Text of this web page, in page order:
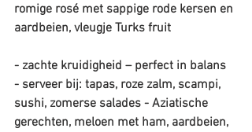
romige rosé met sappige rode kersen en
aardbeien, vleugje Turks fruit
- zachte kruidigheid – perfect in balans
- serveer bij: tapas, roze zalm, scampi,
sushi, zomerse salades - Aziatische
gerechten, meloen met ham, aardbeien,